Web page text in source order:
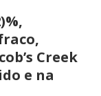
,
Creek
e na